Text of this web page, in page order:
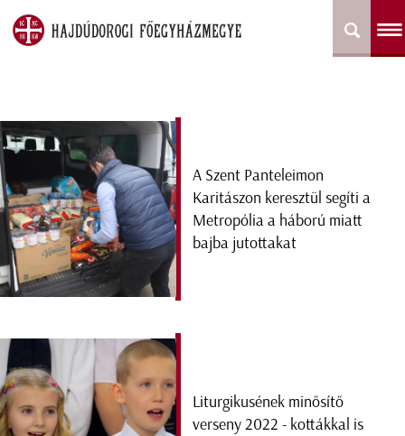
A Szent Panteleimon
Karitászon keresztül segíti a
Metropólia a háború miatt
bajba jutottakat
Liturgikusének minősítő
verseny 2022 - kottákkal is